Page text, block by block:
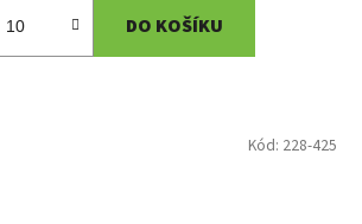
DO KOŠÍKU
Kód: 228-425